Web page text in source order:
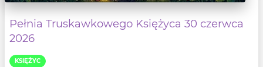
Pełnia Truskawkowego Księżyca 30 czerwca
2026
KSIĘŻYC